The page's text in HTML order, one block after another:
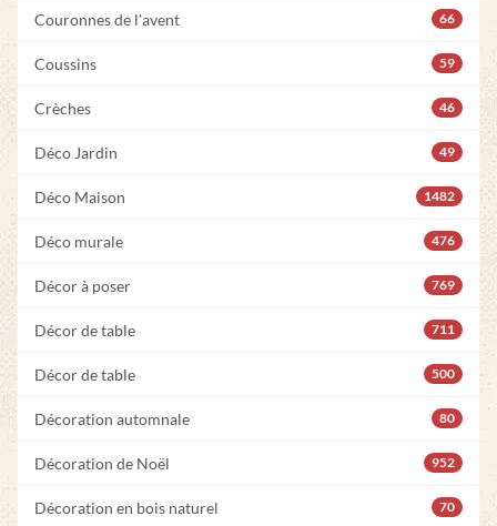
Couronnes de l'avent 66
Coussins 59
Crèches 46
Déco Jardin 49
Déco Maison 1482
Déco murale 476
Décor à poser 769
Décor de table 711
Décor de table 500
Décoration automnale 80
Décoration de Noël 952
Décoration en bois naturel 70